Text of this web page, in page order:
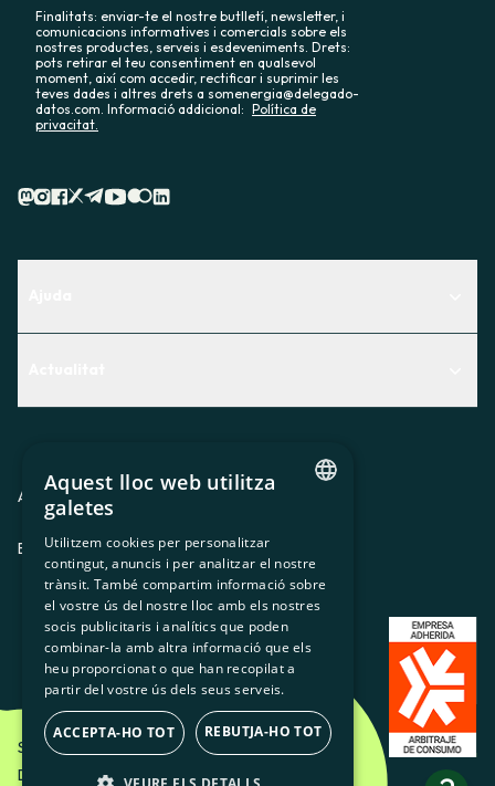
Finalitats: enviar-te el nostre butlletí, newsletter, i
comunicacions informatives i comercials sobre els
nostres productes, serveis i esdeveniments. Drets:
pots retirar el teu consentiment en qualsevol
moment, així com accedir, rectificar i suprimir les
teves dades i altres drets a somenergia@delegado-
datos.com. Informació addicional: Política de
privacitat.
Premsa
Treballa amb nosaltres
Avis legal Política de privacitatPolítica de cookies
ES CAGLEU
Som Energia SCCL - 2026
Disseny Creatiu d'Etéreo Design.
SPANISH
GL
BASQUE
Aquest lloc web utilitza
galetes
Utilitzem cookies per personalitzar
contingut, anuncis i per analitzar el nostre
trànsit. També compartim informació sobre
el vostre ús del nostre lloc amb els nostres
socis publicitaris i analítics que poden
combinar-la amb altra informació que els
heu proporcionat o que han recopilat a
partir del vostre ús dels seus serveis.
ACCEPTA-HO TOT REBUTJA-HO TOT